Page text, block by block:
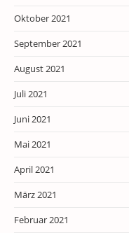
Oktober 2021
September 2021
August 2021
Juli 2021
Juni 2021
Mai 2021
April 2021
März 2021
Februar 2021